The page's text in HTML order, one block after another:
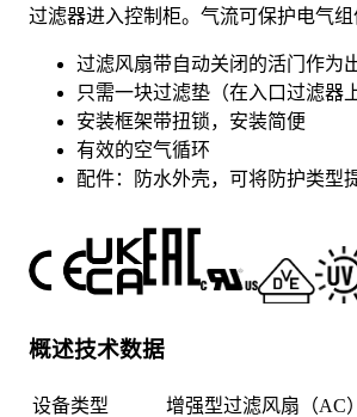
过滤器进入控制柜。气流可保护电气组
过滤风扇带自动关闭的活门作为
只需一块过滤垫（在入口过滤器上
安装框架带扭锁，安装简便
有效的空气循环
配件：防水外壳，可将防护类型
概述技术数据
设备类型
增强型过滤风扇（AC）